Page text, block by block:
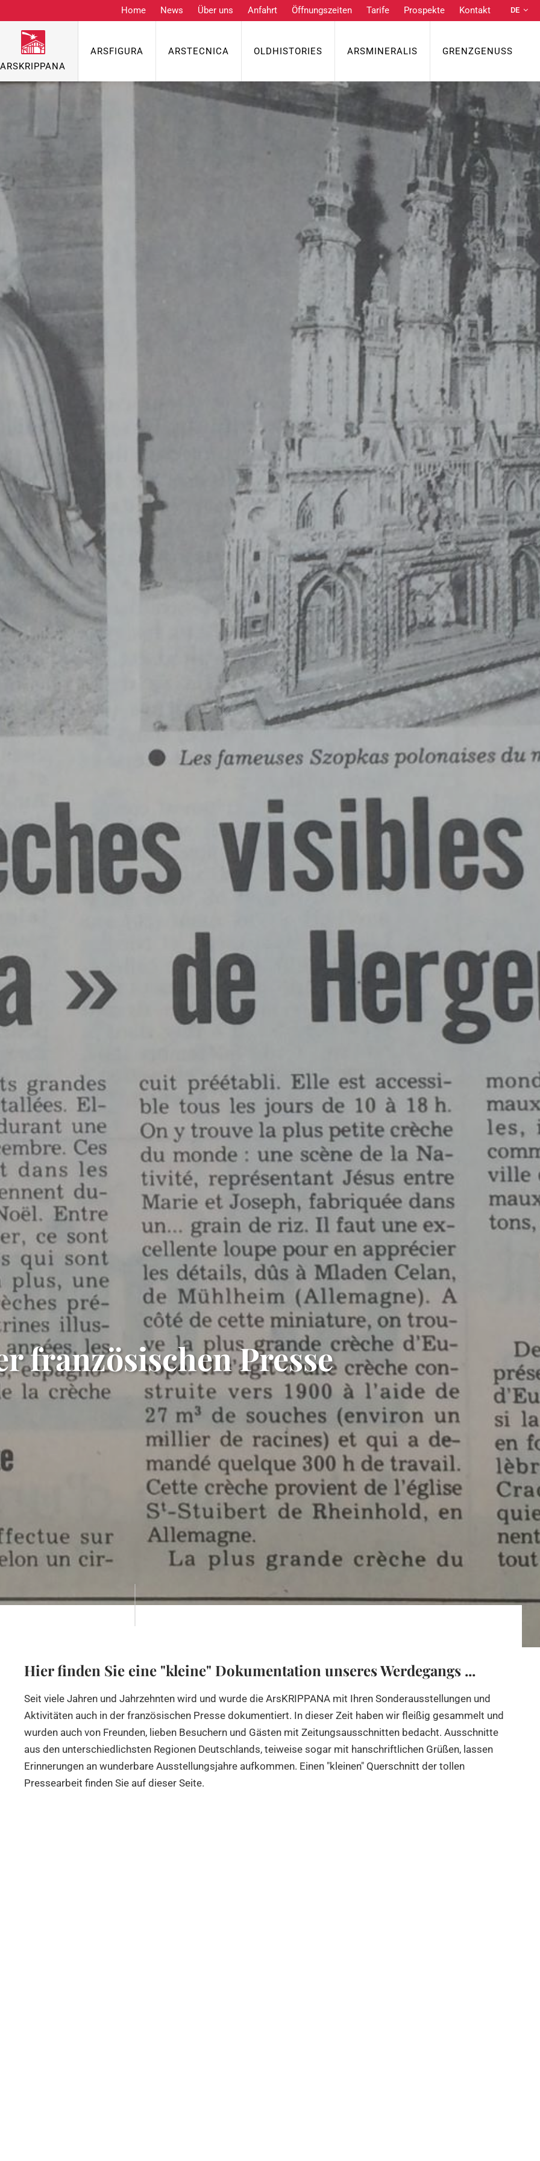
Home News Über uns Anfahrt Öffnungszeiten Tarife Prospekte Kontakt
DE
ARSKRIPPANA
ARSFIGURA ARSTECNICA OLDHISTORIES ARSMINERALIS GRENZGENUSS
französischen Presse
Hier finden Sie eine "kleine" Dokumentation unseres Werdegangs ...
Seit viele Jahren und Jahrzehnten wird und wurde die ArsKRIPPANA mit Ihren Sonderausstellungen und
Aktivitäten auch in der französischen Presse dokumentiert. In dieser Zeit haben wir fleißig gesammelt und
wurden auch von Freunden, lieben Besuchern und Gästen mit Zeitungsausschnitten bedacht. Ausschnitte
aus den unterschiedlichsten Regionen Deutschlands, teiweise sogar mit hanschriftlichen Grüßen, lassen
Erinnerungen an wunderbare Ausstellungsjahre aufkommen. Einen "kleinen" Querschnitt der tollen
Pressearbeit finden Sie auf dieser Seite.